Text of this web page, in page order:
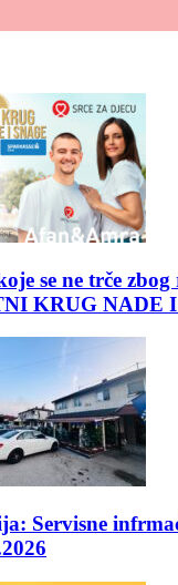
se ne trče
KRUG NADE
Servisne